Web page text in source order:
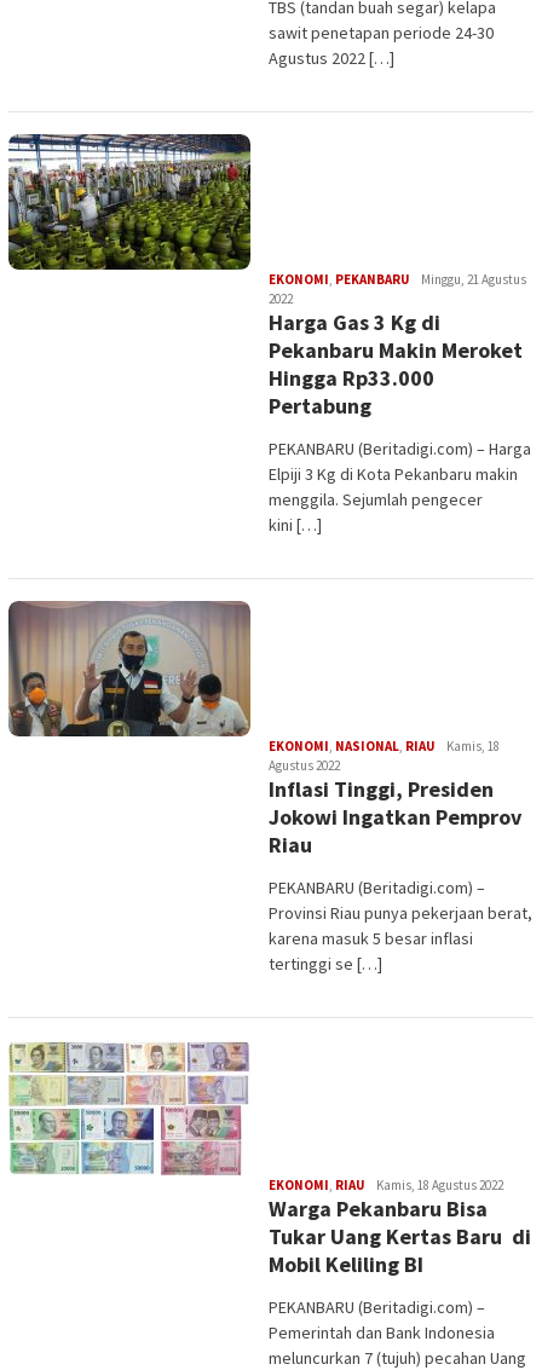
TBS (tandan buah segar) kelapa
sawit penetapan periode 24-30
Agustus 2022 […]
EKONOMI, PEKANBARUEdiMinggu, 21 Agustus
2022
Harga Gas 3 Kg di
Pekanbaru Makin Meroket
Hingga Rp33.000
Pertabung
PEKANBARU (Beritadigi.com) – Harga
Elpiji 3 Kg di Kota Pekanbaru makin
menggila. Sejumlah pengecer
kini […]
EKONOMI, NASIONAL, RIAUEdiKamis, 18
Agustus 2022
Inflasi Tinggi, Presiden
Jokowi Ingatkan Pemprov
Riau
PEKANBARU (Beritadigi.com) –
Provinsi Riau punya pekerjaan berat,
karena masuk 5 besar inflasi
tertinggi se […]
EKONOMI, RIAUEdi
Gustien
Kamis, 18 Agustus 2022
Warga Pekanbaru Bisa
Tukar Uang Kertas Baru di
Mobil Keliling BI
PEKANBARU (Beritadigi.com) –
Pemerintah dan Bank Indonesia
meluncurkan 7 (tujuh) pecahan Uang